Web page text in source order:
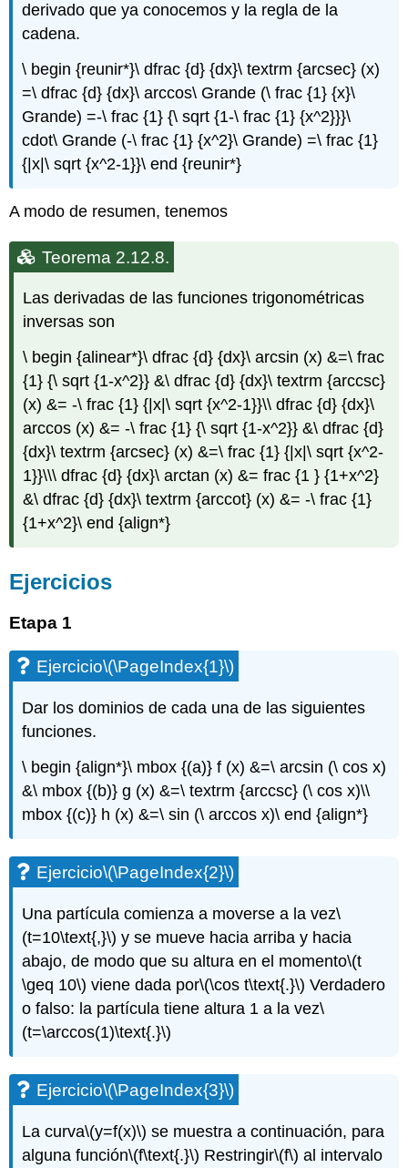
derivado que ya conocemos y la regla de la
cadena.
\ begin {reunir*}\ dfrac {d} {dx}\ textrm {arcsec} (x)
=\ dfrac {d} {dx}\ arccos\ Grande (\ frac {1} {x}\
Grande) =-\ frac {1} {\ sqrt {1-\ frac {1} {x^2}}}\
cdot\ Grande (-\ frac {1} {x^2}\ Grande) =\ frac {1}
{|x|\ sqrt {x^2-1}}\ end {reunir*}
A modo de resumen, tenemos
Teorema 2.12.8.
Las derivadas de las funciones trigonométricas
inversas son
\ begin {alinear*}\ dfrac {d} {dx}\ arcsin (x) &=\ frac
{1} {\ sqrt {1-x^2}} &\ dfrac {d} {dx}\ textrm {arccsc}
(x) &= -\ frac {1} {|x|\ sqrt {x^2-1}}\\ dfrac {d} {dx}\
arccos (x) &= -\ frac {1} {\ sqrt {1-x^2}} &\ dfrac {d}
{dx}\ textrm {arcsec} (x) &=\ frac {1} {|x|\ sqrt {x^2-
1}}\\\ dfrac {d} {dx}\ arctan (x) &= frac {1 } {1+x^2}
&\ dfrac {d} {dx}\ textrm {arccot} (x) &= -\ frac {1}
{1+x^2}\ end {align*}
Ejercicios
Etapa 1
Ejercicio\(\PageIndex{1}\)
Dar los dominios de cada una de las siguientes
funciones.
\ begin {align*}\ mbox {(a)} f (x) &=\ arcsin (\ cos x)
&\ mbox {(b)} g (x) &=\ textrm {arccsc} (\ cos x)\\
mbox {(c)} h (x) &=\ sin (\ arccos x)\ end {align*}
Ejercicio\(\PageIndex{2}\)
Una partícula comienza a moverse a la vez\
(t=10\text{,}\) y se mueve hacia arriba y hacia
abajo, de modo que su altura en el momento\(t
\geq 10\) viene dada por\(\cos t\text{.}\) Verdadero
o falso: la partícula tiene altura 1 a la vez\
(t=\arccos(1)\text{.}\)
Ejercicio\(\PageIndex{3}\)
La curva\(y=f(x)\) se muestra a continuación, para
alguna función\(f\text{.}\) Restringir\(f\) al intervalo